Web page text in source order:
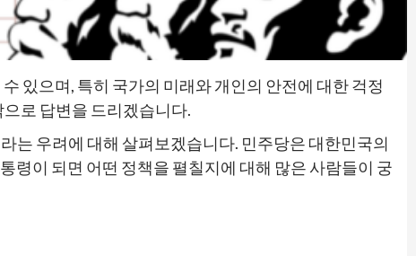
있으며, 특히 국가의 미래와 개인의 안전에 대한 걱정
로 답변을 드리겠습니다.
는 우려에 대해 살펴보겠습니다. 민주당은 대한민국의
령이 되면 어떤 정책을 펼칠지에 대해 많은 사람들이 궁